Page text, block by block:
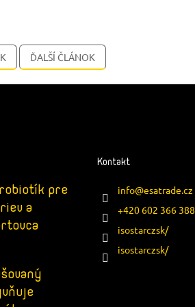
ĎALŠÍ ČLÁNOK
pre
a
Kontakt
info@esatrade.cz
+420 602 366 388
isostarczsk/
isostarczsk/